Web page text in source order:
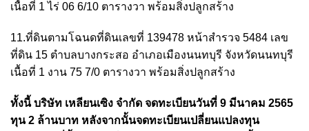
เนื้อที่ 1 ไร่ 06 6/10 ตารางวา พร้อมสิ่งปลูกสร้าง
11.ที่ดินตามโฉนดที่ดินเลขที่ 139478 หน้าสำรวจ 5484 เลข
ที่ดิน 15 ตำบลบางกระสอ อำเภอเมืองนนทบุรี จังหวัดนนทบุรี
เนื้อที่ 1 งาน 75 7/0 ตารางวา พร้อมสิ่งปลูกสร้าง
ทั้งนี้ บริษัท เหลียนเซิง จำกัด จดทะเบียนวันที่ 9 มีนาคม 2565
ทุน 2 ล้านบาท หลังจากนั้นจดทะเบียนเปลี่ยนแปลงทุน